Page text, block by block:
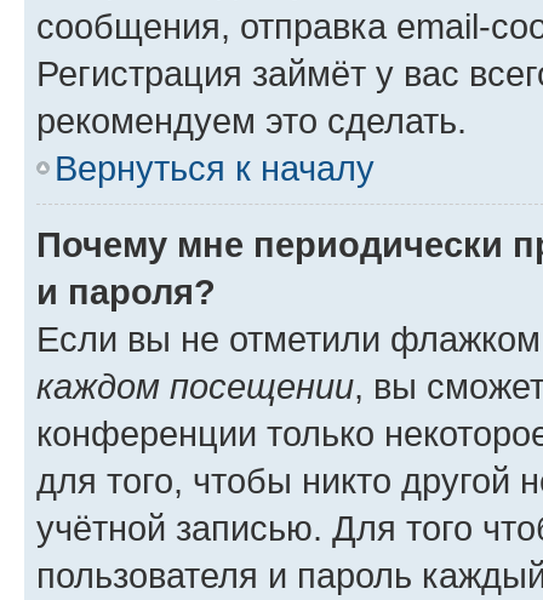
сообщения, отправка email-
Регистрация займёт у вас
рекомендуем это сделать.
Вернуться к началу
Почему мне периодически
и пароля?
Если вы не отметили
каждом посещении, вы
конференции только
для того, чтобы никто другой
учётной записью. Для того
пользователя и пароль